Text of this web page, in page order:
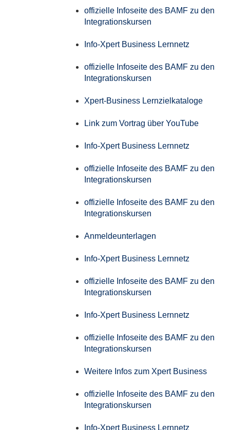
offizielle Infoseite des BAMF zu den
Integrationskursen
Info-Xpert Business Lernnetz
offizielle Infoseite des BAMF zu den
Integrationskursen
Xpert-Business Lernzielkataloge
Link zum Vortrag über YouTube
Info-Xpert Business Lernnetz
offizielle Infoseite des BAMF zu den
Integrationskursen
offizielle Infoseite des BAMF zu den
Integrationskursen
Anmeldeunterlagen
Info-Xpert Business Lernnetz
offizielle Infoseite des BAMF zu den
Integrationskursen
Info-Xpert Business Lernnetz
offizielle Infoseite des BAMF zu den
Integrationskursen
Weitere Infos zum Xpert Business
offizielle Infoseite des BAMF zu den
Integrationskursen
Info-Xpert Business Lernnetz